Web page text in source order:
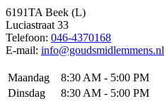
6191TA Beek (L)
Luciastraat 33
Telefoon: 046-4370168
E-mail: info@goudsmidlemmens.nl
Maandag
8:30 AM - 5:00 PM
Dinsdag
8:30 AM - 5:00 PM